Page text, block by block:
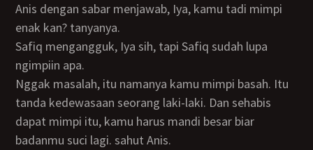
Anis dengan sabar menjawab, Iya, kamu tadi mimpi
enak kan? tanyanya.
Safiq mengangguk, Iya sih, tapi Safiq sudah lupa
ngimpiin apa.
Nggak masalah, itu namanya kamu mimpi basah. Itu
tanda kedewasaan seorang laki-laki. Dan sehabis
dapat mimpi itu, kamu harus mandi besar biar
badanmu suci lagi. sahut Anis.